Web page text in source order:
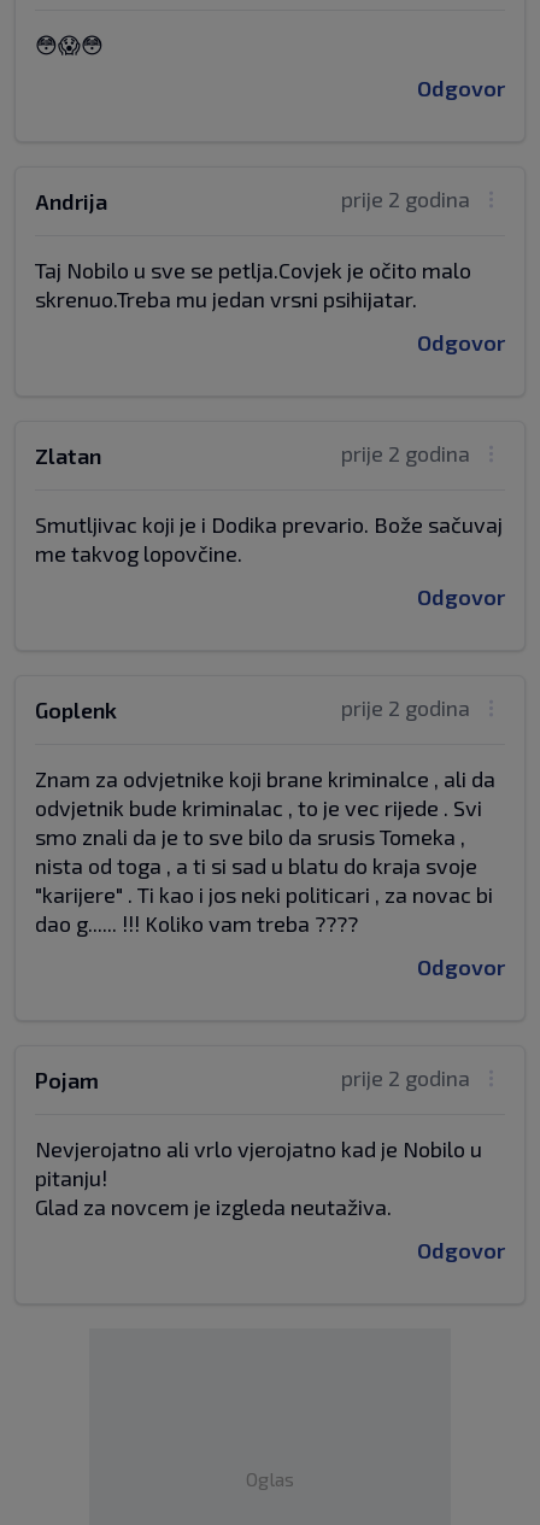
😳😱😳
Odgovor
prije 2 godina
Andrija
Taj Nobilo u sve se petlja.Covjek je očito malo
skrenuo.Treba mu jedan vrsni psihijatar.
Odgovor
prije 2 godina
Zlatan
Smutljivac koji je i Dodika prevario. Bože sačuvaj
me takvog lopovčine.
Odgovor
prije 2 godina
Goplenk
Znam za odvjetnike koji brane kriminalce , ali da
odvjetnik bude kriminalac , to je vec rijede . Svi
smo znali da je to sve bilo da srusis Tomeka ,
nista od toga , a ti si sad u blatu do kraja svoje
"karijere" . Ti kao i jos neki politicari , za novac bi
dao g...... !!! Koliko vam treba ????
Odgovor
prije 2 godina
Pojam
Nevjerojatno ali vrlo vjerojatno kad je Nobilo u
pitanju!
Glad za novcem je izgleda neutaživa.
Odgovor
Oglas